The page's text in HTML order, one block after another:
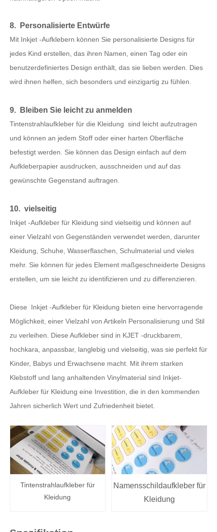
8. Personalisierte Entwürfe
Mit Inkjet -Aufklebern können Sie personalisierte Designs für
jedes Kind erstellen, das ihren Namen, einen Tag oder ein
benutzerdefiniertes Design enthält, das sie lieben werden. Dies
wird ihnen helfen, sich besonders und einzigartig zu fühlen.
9. Bleiben Sie leicht zu anmelden
Tintenstrahlaufkleber für die Kleidung sind leicht aufzutragen
und können an jedem Stoff oder einer harten Oberfläche
befestigt werden. Sie können das Design einfach auf dem
Aufkleberpapier ausdrucken, ausschneiden und auf das
gewünschte Gegenstand auftragen.
10. vielseitig
Inkjet -Aufkleber für Kleidung sind vielseitig und können auf
einer Vielzahl von Gegenständen verwendet werden, darunter
Kleidung, Schuhe, Wasserflaschen, Schulmaterial und vieles
mehr. Sie können für jedes Element maßgeschneiderte Designs
erstellen, um sie leicht zu identifizieren und zu differenzieren.
Diese Inkjet -Aufkleber für Kleidung bieten eine hervorragende
Möglichkeit, einer Vielzahl von Artikeln Personalisierung und Stil
zu verleihen. Diese Aufkleber sind in KJET -druckbarem,
hochkara, anpassbar, langlebig und vielseitig, was sie perfekt für
Kinder, Babys und Erwachsene macht. Mit ihrem starken
Klebstoff und lang anhaltenden Vinylmaterial sind Inkjet-
Aufkleber für Kleidung eine Investition, die in den kommenden
Jahren sicherlich Wert und Zufriedenheit bietet.
Tintenstrahlaufkleber für
Kleidung
Namensschildaufkleber für
Kleidung